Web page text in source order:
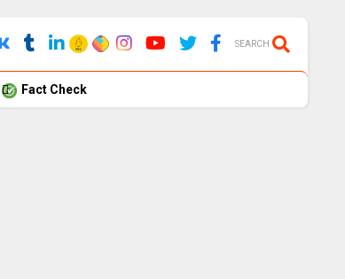
SEARCH
Fact Check